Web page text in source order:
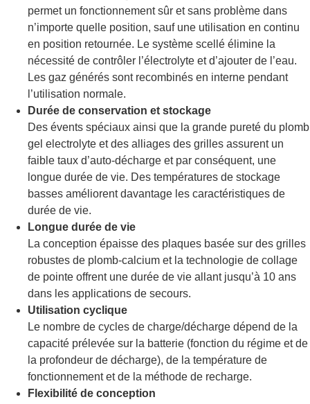
permet un fonctionnement sûr et sans problème dans
n’importe quelle position, sauf une utilisation en continu
en position retournée. Le système scellé élimine la
nécessité de contrôler l’électrolyte et d’ajouter de l’eau.
Les gaz générés sont recombinés en interne pendant
l’utilisation normale.
Durée de conservation et stockage
Des évents spéciaux ainsi que la grande pureté du plomb
gel electrolyte et des alliages des grilles assurent un
faible taux d’auto-décharge et par conséquent, une
longue durée de vie. Des températures de stockage
basses améliorent davantage les caractéristiques de
durée de vie.
Longue durée de vie
La conception épaisse des plaques basée sur des grilles
robustes de plomb-calcium et la technologie de collage
de pointe offrent une durée de vie allant jusqu’à 10 ans
dans les applications de secours.
Utilisation cyclique
Le nombre de cycles de charge/décharge dépend de la
capacité prélevée sur la batterie (fonction du régime et de
la profondeur de décharge), de la température de
fonctionnement et de la méthode de recharge.
Flexibilité de conception